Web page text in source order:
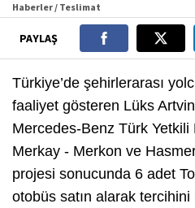
Haberler / Teslimat
PAYLAŞ
Türkiye’de şehirlerarası
faaliyet gösteren Lüks
Mercedes-Benz Türk
Merkay - Merkon ve
projesi sonucunda 6 adet
otobüs satın alarak